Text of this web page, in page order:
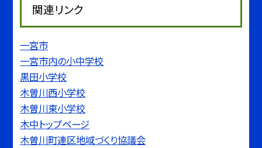
関連リンク
一宮市
一宮市内の小中学校
黒田小学校
木曽川西小学校
木曽川東小学校
木中トップページ
木曽川町連区地域づくり協議会